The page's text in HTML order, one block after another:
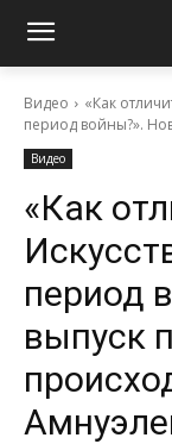
Видео
«Как
период войны?».
Видео
«Как
период
выпуск